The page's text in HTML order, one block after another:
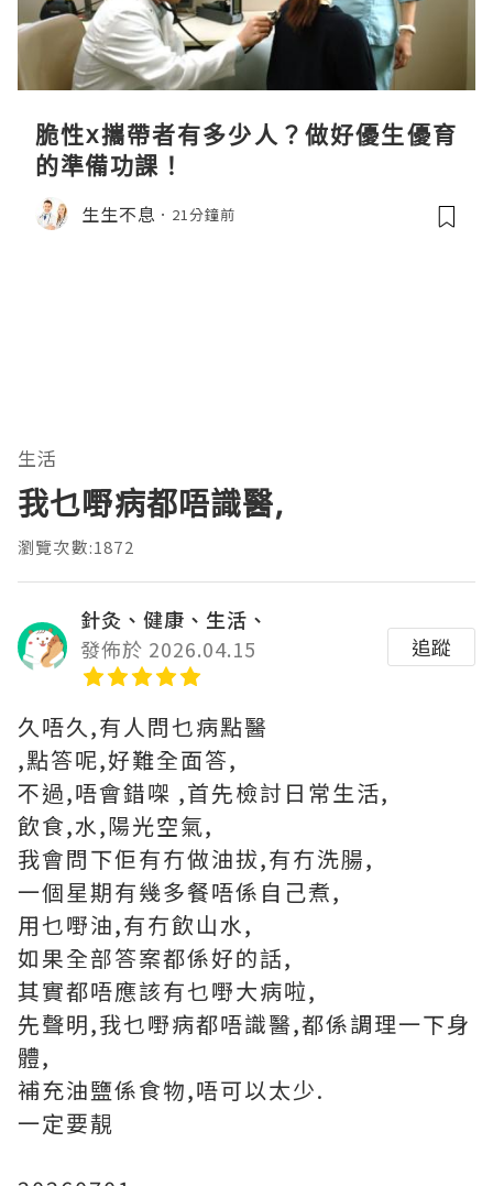
脆性x攜帶者有多少人？做好優生優育
的準備功課！
生生不息 21分鐘前
生活
我乜嘢病都唔識醫,
瀏覽次數:1872
針灸、健康、生活、
發佈於 2026.04.15
追蹤
久唔久,有人問乜病點醫
,點答呢,好難全面答,
不過,唔會錯㗎 ,首先檢討日常生活,
飲食,水,陽光空氣,
我會問下佢有冇做油拔,有冇洗腸,
一個星期有幾多餐唔係自己煮,
用乜嘢油,有冇飲山水,
如果全部答案都係好的話,
其實都唔應該有乜嘢大病啦,
先聲明,我乜嘢病都唔識醫,都係調理一下身
體,
補充油鹽係食物,唔可以太少.
一定要靚